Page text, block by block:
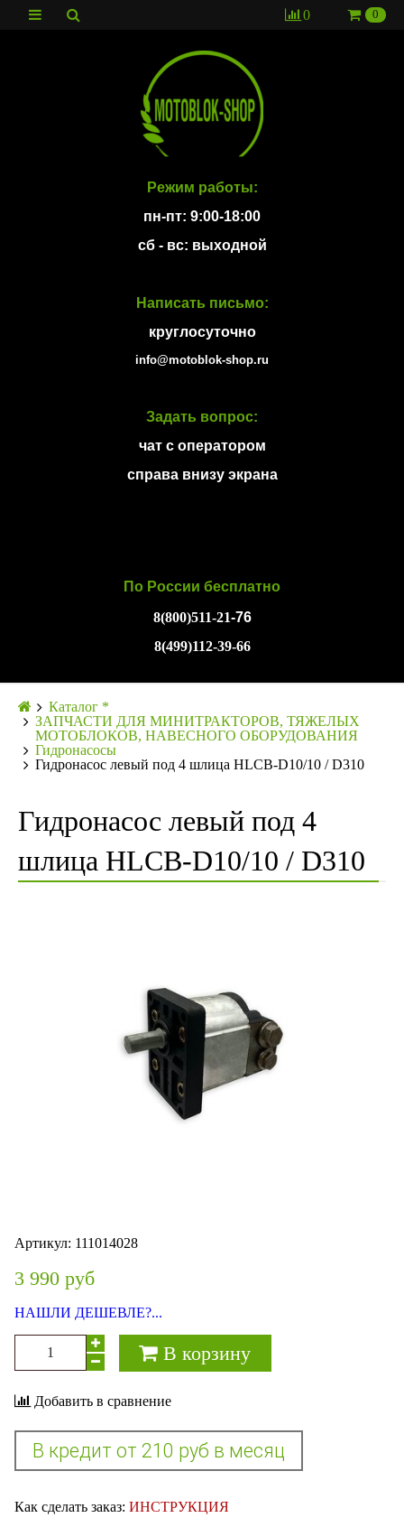
0 0
Режим работы:
пн-пт: 9:00-18:00
сб - вс: выходной
Написать письмо:
круглосуточно
info@motoblok-shop.ru
Задать вопрос:
чат с оператором
справа внизу экрана
По России бесплатно
8(800)511-21-76
8(499)112-39-66
Каталог *
ЗАПЧАСТИ ДЛЯ МИНИТРАКТОРОВ, ТЯЖЕЛЫХ
МОТОБЛОКОВ, НАВЕСНОГО ОБОРУДОВАНИЯ
Гидронасосы
Гидронасос левый под 4 шлица HLCB-D10/10 / D310
Гидронасос левый под 4
шлица HLCB-D10/10 / D310
Артикул: 111014028
3 990 руб
НАШЛИ ДЕШЕВЛЕ?...
В корзину
Добавить в сравнение
Как сделать заказ: ИНСТРУКЦИЯ